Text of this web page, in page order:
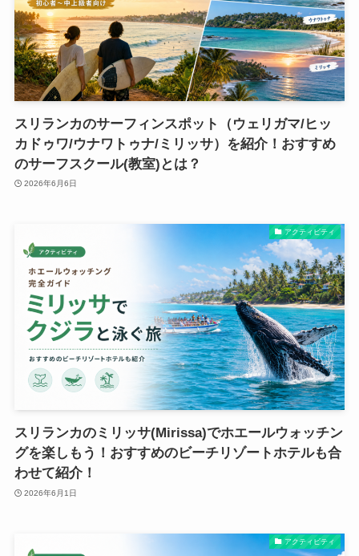
スリランカのサーフィンスポット（ウェリガマ/ヒッ
カドゥワ/ウナワトゥナ/ミリッサ）を紹介！おすすめ
のサーフスクール(教室)とは？
2026年6月6日
アクティビティ
スリランカのミリッサ(Mirissa)でホエールウォッチン
グを楽しもう！おすすめのビーチリゾートホテルも合
わせて紹介！
2026年6月1日
アクティビティ